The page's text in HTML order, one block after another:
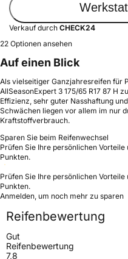
Verkauf durch CHECK24
22 Optionen ansehen
Auf einen Blick
Als vielseitiger Ganzjahresreifen für
AllSeasonExpert 3 175/65 R17 87 H
Effizienz, sehr guter Nasshaftung
Schwächen liegen vor allem im nur
Kraftstoffverbrauch.
Sparen Sie beim Reifenwechsel
Prüfen Sie Ihre persönlichen
Punkten.
Prüfen Sie Ihre persönlichen
Punkten.
Anmelden, um noch mehr zu sparen
Reifenbewertung
Gut
Reifenbewertung
7,8